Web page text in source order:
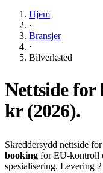
Hjem
·
Bransjer
·
Bilverksted
Nettside for
kr(2026).
Skreddersydd nettside for
booking for EU-kontroll
spesialisering. Levering